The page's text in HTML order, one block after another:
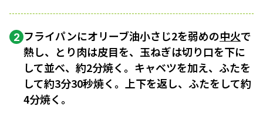
2 フライパンにオリーブ油小さじ2を弱めの中火で
熱し、とり肉は皮目を、玉ねぎは切り口を下に
して並べ、約2分焼く。キャベツを加え、ふたを
して約3分30秒焼く。上下を返し、ふたをして約
4分焼く。